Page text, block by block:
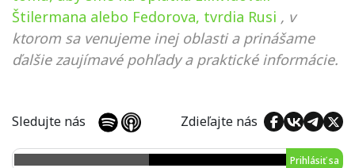
Štilermana alebo Fedorova, tvrdia Rusi , v
ktorom sa venujeme inej oblasti a prinášame
ďalšie zaujímavé pohľady a praktické informácie.
Sledujte nás Zdieľajte nás
Prihlásiť sa